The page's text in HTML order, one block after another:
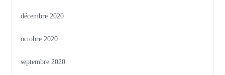
décembre 2020
octobre 2020
septembre 2020